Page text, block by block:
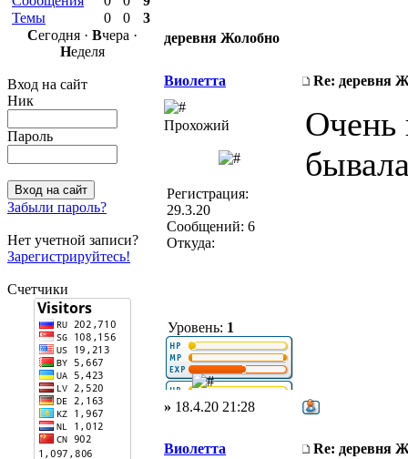
Темы
0 0
3
Сегодня · Вчера ·
Неделя
Вход на сайт
Ник
Пароль
Забыли пароль?
Нет учетной записи?
Зарегистрируйтесь!
Счетчики
деревня Жолобно
Виолетта Re: деревня
Прохожий
Регистрация:
29.3.20
Сообщений: 6
Откуда:
Уровень: 1
Очень
» 18.4.20 21:28
Виолетта Re: деревня